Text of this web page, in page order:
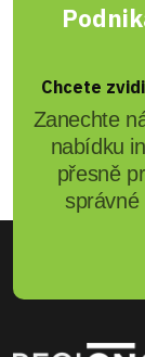
Chcete
Zanechte
nabídku
přesně
správné